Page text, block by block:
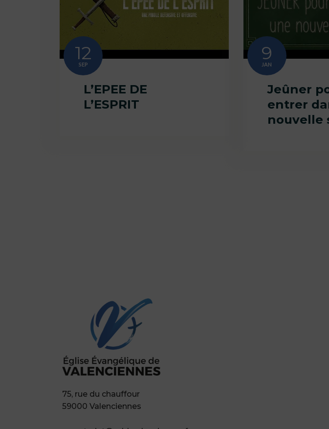
12
SEP
L’EPEE DE
L’ESPRIT
9
JAN
Jeûner
entrer
nouvelle
75, rue du chauffour
59000 Valenciennes